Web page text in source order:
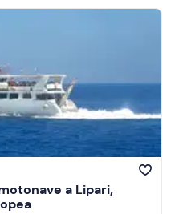
a Lipari,